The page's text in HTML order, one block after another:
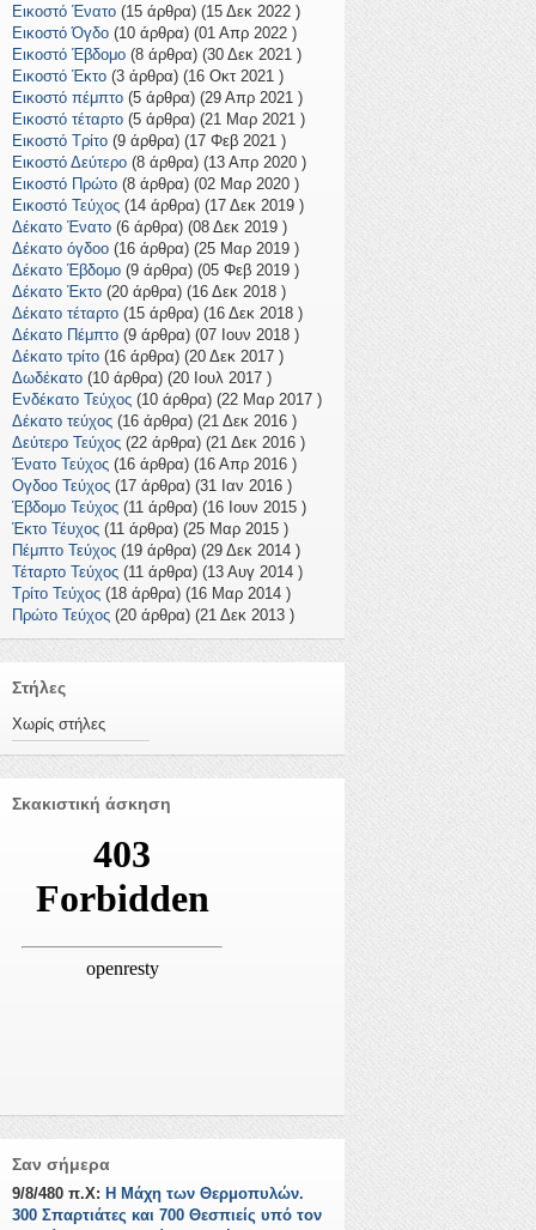
Εικοστό Ένατο (15 άρθρα) (15 Δεκ 2022 )
Εικοστό Όγδο (10 άρθρα) (01 Απρ 2022 )
Εικοστό Έβδομο (8 άρθρα) (30 Δεκ 2021 )
Εικοστό Έκτο (3 άρθρα) (16 Οκτ 2021 )
Εικοστό πέμπτο (5 άρθρα) (29 Απρ 2021 )
Εικοστό τέταρτο (5 άρθρα) (21 Μαρ 2021 )
Εικοστό Τρίτο (9 άρθρα) (17 Φεβ 2021 )
Εικοστό Δεύτερο (8 άρθρα) (13 Απρ 2020 )
Εικοστό Πρώτο (8 άρθρα) (02 Μαρ 2020 )
Εικοστό Τεύχος (14 άρθρα) (17 Δεκ 2019 )
Δέκατο Ένατο (6 άρθρα) (08 Δεκ 2019 )
Δέκατο όγδοο (16 άρθρα) (25 Μαρ 2019 )
Δέκατο Έβδομο (9 άρθρα) (05 Φεβ 2019 )
Δέκατο Έκτο (20 άρθρα) (16 Δεκ 2018 )
Δέκατο τέταρτο (15 άρθρα) (16 Δεκ 2018 )
Δέκατο Πέμπτο (9 άρθρα) (07 Ιουν 2018 )
Δέκατο τρίτο (16 άρθρα) (20 Δεκ 2017 )
Δωδέκατο (10 άρθρα) (20 Ιουλ 2017 )
Ενδέκατο Τεύχος (10 άρθρα) (22 Μαρ 2017 )
Δέκατο τεύχος (16 άρθρα) (21 Δεκ 2016 )
Δεύτερο Τεύχος (22 άρθρα) (21 Δεκ 2016 )
Ένατο Τεύχος (16 άρθρα) (16 Απρ 2016 )
Ογδοο Τεύχος (17 άρθρα) (31 Ιαν 2016 )
Έβδομο Τεύχος (11 άρθρα) (16 Ιουν 2015 )
Έκτο Τέυχος (11 άρθρα) (25 Μαρ 2015 )
Πέμπτο Τεύχος (19 άρθρα) (29 Δεκ 2014 )
Τέταρτο Τεύχος (11 άρθρα) (13 Αυγ 2014 )
Τρίτο Τεύχος (18 άρθρα) (16 Μαρ 2014 )
Πρώτο Τεύχος (20 άρθρα) (21 Δεκ 2013 )
Στήλες
Χωρίς στήλες
Σκακιστική άσκηση
Σαν σήμερα
9/8/480 π.Χ: Η Μάχη των Θερμοπυλών.
300 Σπαρτιάτες και 700 Θεσπιείς υπό τον